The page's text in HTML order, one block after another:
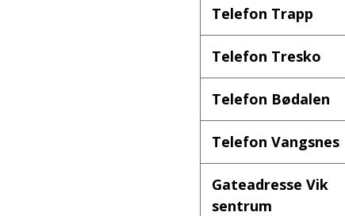
Telefon Trapp
Telefon Tresko
Telefon Bødalen
Telefon Vangsnes
Gateadresse Vik
sentrum